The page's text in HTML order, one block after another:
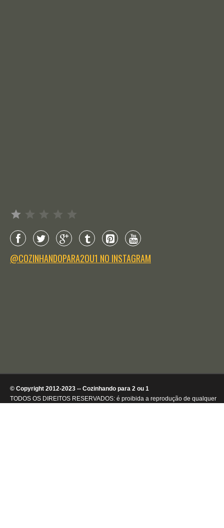
@COZINHANDOPARA2OU1 NO INSTAGRAM
© Copyright 2012-2023 -- Cozinhando para 2 ou 1
TODOS OS DIREITOS RESERVADOS: é proibida a reprodução de qualquer